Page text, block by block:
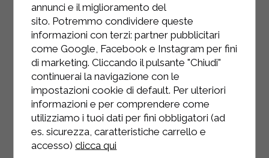
FACEBOOK
YOUTUBE
annunci e il miglioramento del
sito. Potremmo condividere queste
informazioni con terzi: partner pubblicitari
come Google, Facebook e Instagram per fini
di marketing. Cliccando il pulsante "Chiudi"
continuerai la navigazione con le
impostazioni cookie di default. Per ulteriori
informazioni e per comprendere come
utilizziamo i tuoi dati per fini obbligatori (ad
es. sicurezza, caratteristiche carrello e
accesso)clicca qui